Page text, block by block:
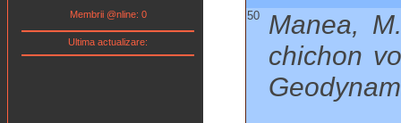
Membrii @nline: 0
Ultima actualizare:
50
Manea,
chichon